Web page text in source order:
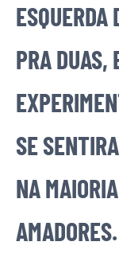
ESQUERDA
PRA DUAS,
SE
NA
AMADORES.